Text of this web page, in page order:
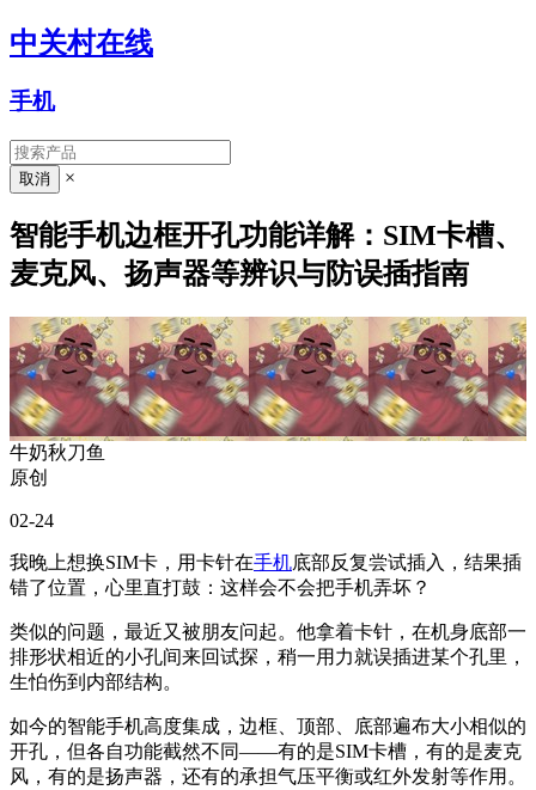
中关村在线
手机
×
智能手机边框开孔功能详解：SIM卡槽、
麦克风、扬声器等辨识与防误插指南
牛奶秋刀鱼
原创
02-24
我晚上想换SIM卡，用卡针在手机底部反复尝试插入，结果插
错了位置，心里直打鼓：这样会不会把手机弄坏？
类似的问题，最近又被朋友问起。他拿着卡针，在机身底部一
排形状相近的小孔间来回试探，稍一用力就误插进某个孔里，
生怕伤到内部结构。
如今的智能手机高度集成，边框、顶部、底部遍布大小相似的
开孔，但各自功能截然不同——有的是SIM卡槽，有的是麦克
风，有的是扬声器，还有的承担气压平衡或红外发射等作用。